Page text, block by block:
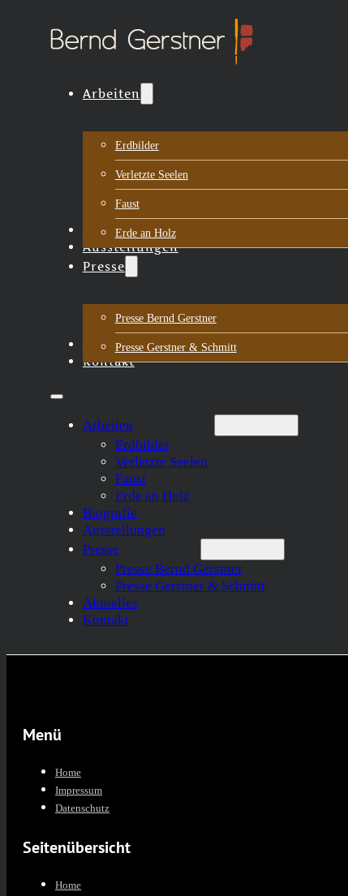
Arbeiten
Erdbilder
Verletzte Seelen
Faust
Erde an Holz
Biografie
Ausstellungen
Presse
Presse Bernd Gerstner
Presse Gerstner & Schmitt
Aktuelles
Kontakt
Arbeiten
Erdbilder
Verletzte Seelen
Faust
Erde an Holz
Biografie
Ausstellungen
Presse
Presse Bernd Gerstner
Presse Gerstner & Schmitt
Aktuelles
Kontakt
Menü
Home
Impressum
Datenschutz
Seitenübersicht
Home